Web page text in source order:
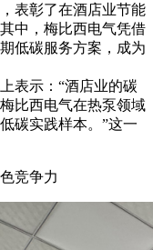
表彰了在酒店业节能
中，梅比西电气凭借
低碳服务方案，成为
表示：“酒店业的碳
比西电气在热泵领域
碳实践样本。”这一
竞争力